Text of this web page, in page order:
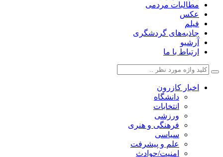
مطالبات مردمی
عکس
فیلم
جاذبه‌های گردشگری
آرشیو
ارتباط با ما
اخبار کازرون
دانشگاه
انتخابات
ورزشی
فرهنگی و هنری
سیاسی
علم و پیشرفت
امنیت/حوادث